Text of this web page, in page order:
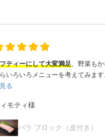
肉肉しくジューシー
食品添加物不使用とのことで購入し
汁 ...もっと見る
ご購入者様